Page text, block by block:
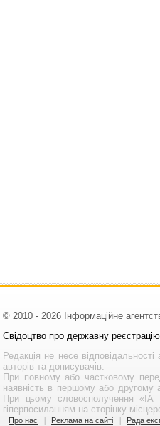
© 2010 - 2026 Інформаційне
Свідоцтво про державну
Редакція не несе
авторів та дописувачів.
При повному або частковому
наявність в першому або другому
При цьому словосполучення
гіперпосиланням на сторінку
Про нас Реклама на сайті Рада